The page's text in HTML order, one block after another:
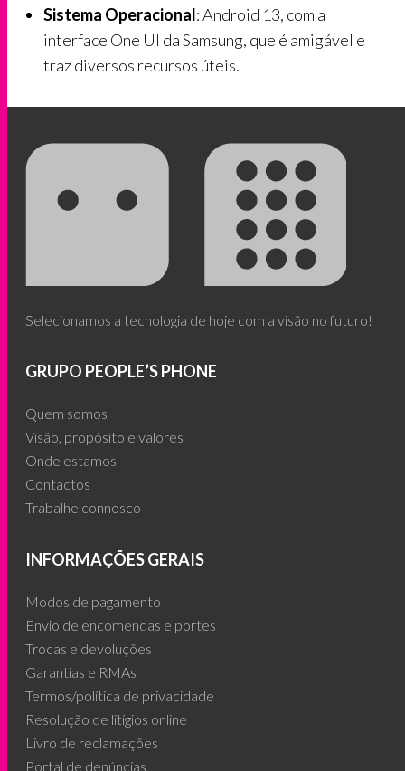
Sistema Operacional: Android 13, com a
interface One UI da Samsung, que é amigável e
traz diversos recursos úteis.
Selecionamos a tecnologia de hoje com a visão no futuro!
GRUPO PEOPLE’S PHONE
Quem somos
Visão, propósito e valores
Onde estamos
Contactos
Trabalhe connosco
INFORMAÇÕES GERAIS
Modos de pagamento
Envio de encomendas e portes
Trocas e devoluções
Garantias e RMAs
Termos/política de privacidade
Resolução de litígios online
Livro de reclamações
Portal de denúncias